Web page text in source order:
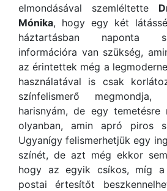
elmondásával szemléltette
Mónika, hogy egy két
háztartásban naponta
információra van szükség,
az érintettek még a
használatával is csak
színfelismerő
harisnyám, de egy temetésre
olyanban, amin apró piros
Ugyanígy felismerhetjük egy
színét, de azt még ekkor
hogy az egyik csíkos, míg
postai értesítőt